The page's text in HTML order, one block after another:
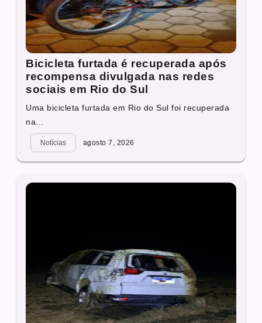
Bicicleta furtada é recuperada após
recompensa divulgada nas redes
sociais em Rio do Sul
Uma bicicleta furtada em Rio do Sul foi recuperada
na...
Notícias agosto 7, 2026